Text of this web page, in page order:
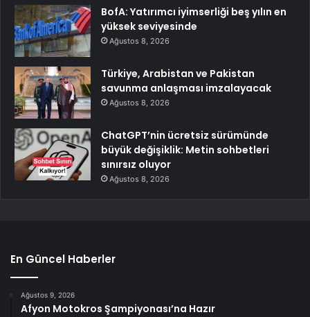
BofA: Yatırımcı iyimserliği beş yılın en
yüksek seviyesinde
Ağustos 8, 2026
Türkiye, Arabistan ve Pakistan
savunma anlaşması imzalayacak
Ağustos 8, 2026
ChatGPT’nin ücretsiz sürümünde
büyük değişiklik: Metin sohbetleri
sınırsız oluyor
Ağustos 8, 2026
En Güncel Haberler
Ağustos 9, 2026
Afyon Motokros Şampiyonası’na Hazır